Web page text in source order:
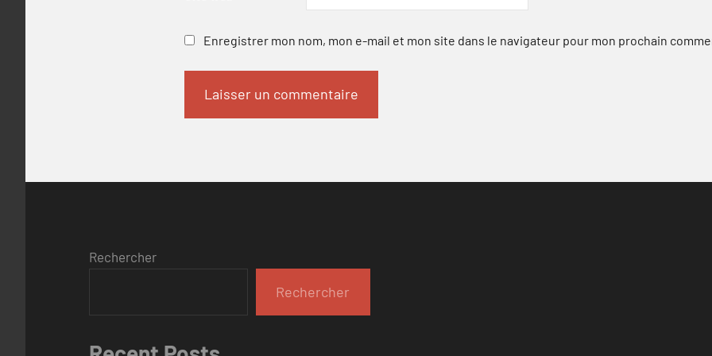
Enregistrer mon nom, mon e-mail et mon site dans le navigateur pour mon prochain
Rechercher
Rechercher